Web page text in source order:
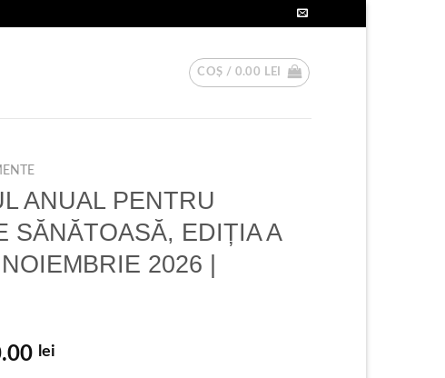
COȘ / 0.00 LEI
ANUAL PENTRU
SĂNĂTOASĂ, EDIȚIA A
2026 |
lei